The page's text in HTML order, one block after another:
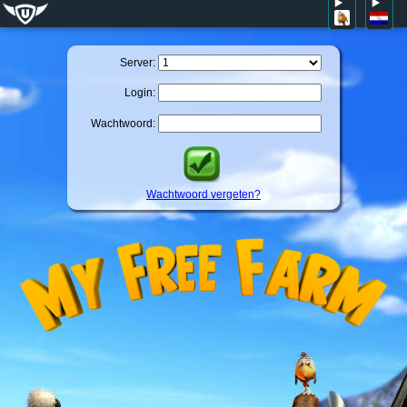
Server:
Login:
Wachtwoord:
Wachtwoord vergeten?